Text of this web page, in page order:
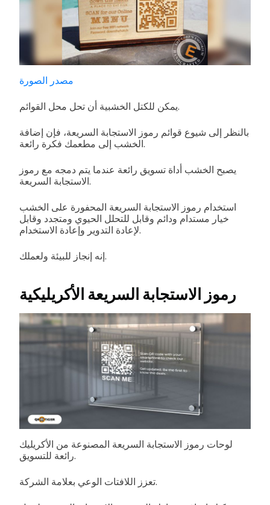
مصدر الصورة
يمكن للكتل الخشبية أن تحل محل القوائم.
بالنظر إلى شيوع قوائم رموز الاستجابة السريعة، فإن إضافة
الخشب إلى مطعمك فكرة رائعة.
يصبح الخشب أداة تسويق رائعة عندما يتم دمجه مع رموز
الاستجابة السريعة.
استخدام رموز الاستجابة السريعة المحفورة على الخشب
خيار مستدام ودائم وقابل للتحلل الحيوي ومتجدد وقابل
لإعادة التدوير وإعادة الاستخدام.
إنه إنجاز للبيئة ولعملك.
رموز الاستجابة السريعة الأكريليكية
لوحات رموز الاستجابة السريعة المصنوعة من الأكريليك
رائعة للتسويق.
تعزز اللافتات الوعي بعلامة الشركة.